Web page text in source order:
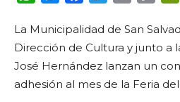
La Municipalidad de San
Dirección de Cultura y junto a
José Hernández lanzan un
adhesión al mes de la Feria del